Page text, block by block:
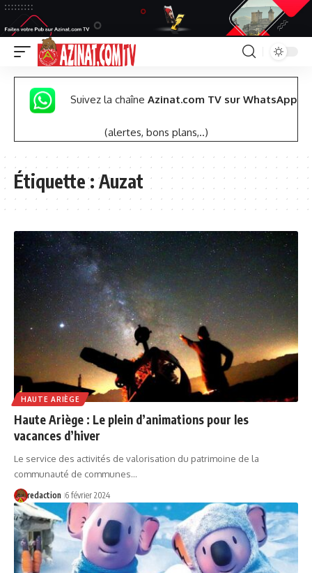
Suivez la chaîne Azinat.com TV sur WhatsApp
(alertes, bons plans,..)
Étiquette :Auzat
HAUTE ARIÈGE
Haute Ariège : Le plein d’animations pour les
vacances d’hiver
Le service des activités de valorisation du patrimoine de la
communauté de communes…
redaction 6 février 2024